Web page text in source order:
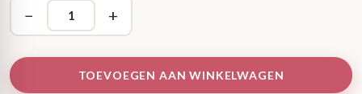
− +
TOEVOEGEN AAN WINKELWAGEN